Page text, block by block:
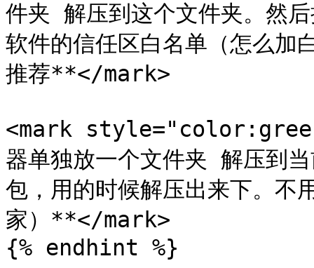
件夹 解压到这个文件夹。然
软件的信任区白名单（怎么加
推荐**</mark>
<mark
器单独放一个文件夹 解压到
包，用的时候解压出来下。
家）**</mark>
{% endhint %}